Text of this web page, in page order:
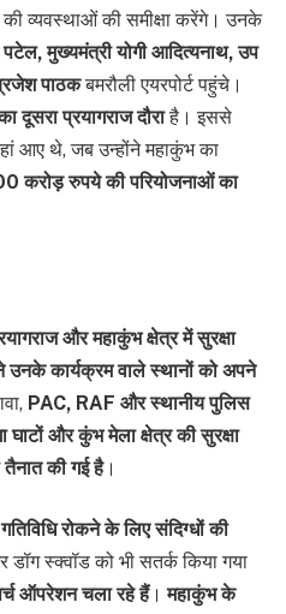
व्यवस्थाओं की समीक्षा करेंगे। उनके
मुख्यमंत्री योगी आदित्यनाथ, उप
पाठकबमरौली एयरपोर्ट पहुंचे।
दूसरा प्रयागराज दौराहै। इससे
आए थे, जब उन्होंने महाकुंभ का
करोड़ रुपये की परियोजनाओं का
और महाकुंभ क्षेत्र में सुरक्षा
कार्यक्रम वाले स्थानों को अपने
PAC, RAF और स्थानीय पुलिस
घाटों और कुंभ मेला क्षेत्र की सुरक्षा
तैनात की गई है।
रोकने के लिए संदिग्धों की
स्क्वॉड को भी सतर्क किया गया
ऑपरेशन चला रहे हैं।महाकुंभ के